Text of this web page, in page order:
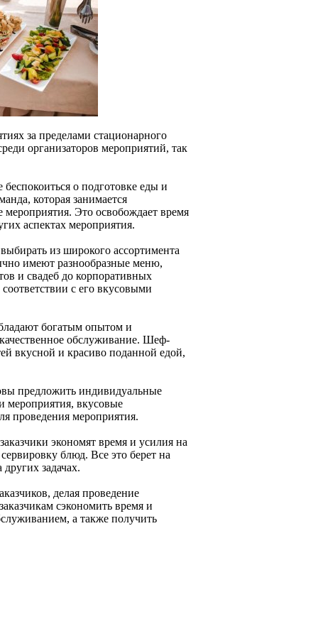
за пределами стационарного
организаторов мероприятий, так
о подготовке еды и
которая занимается
мероприятия. Это освобождает время
аспектах мероприятия.
из широкого ассортимента
имеют разнообразные меню,
и свадеб до корпоративных
с его вкусовыми
богатым опытом и
обслуживание. Шеф-
вкусной и красиво поданной едой,
предложить индивидуальные
мероприятия, вкусовые
проведения мероприятия.
экономят время и усилия на
блюд. Все это берет на
задачах.
делая проведение
сэкономить время и
а также получить